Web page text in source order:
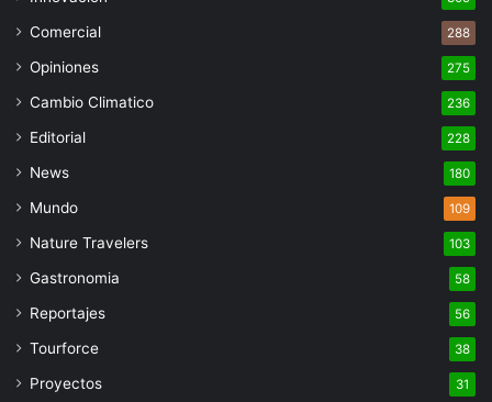
Comercial 288
Opiniones 275
Cambio Climatico 236
Editorial 228
News 180
Mundo 109
Nature Travelers 103
Gastronomia 58
Reportajes 56
Tourforce 38
Proyectos 31